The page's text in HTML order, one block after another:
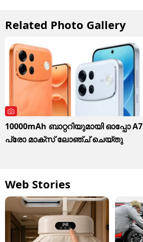
Related Photo Gallery
10000mAh ബാറ്ററിയുമായി ഓപ്പോ A7
പ്രോ മാക്സ് ലോഞ്ച് ചെയ്തു
Web Stories